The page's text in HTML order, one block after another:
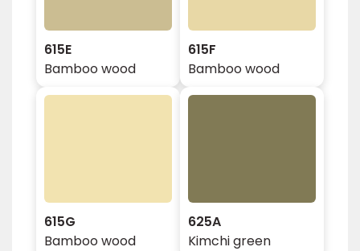
615E
Bamboo wood
615F
Bamboo wood
615G
Bamboo wood
625A
Kimchi green